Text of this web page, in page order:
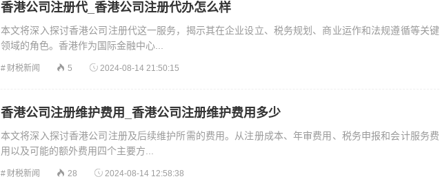
香港公司注册代_香港公司注册代办怎么样
本文将深入探讨香港公司注册代这一服务，揭示其在企业设立、税务规划、商业运作和法规遵循等关键
领域的角色。香港作为国际金融中心...
财税新闻 5 2024-08-14 21:50:15
香港公司注册维护费用_香港公司注册维护费用多少
本文将深入探讨香港公司注册及后续维护所需的费用。从注册成本、年审费用、税务申报和会计服务费
用以及可能的额外费用四个主要方...
财税新闻 28 2024-08-14 12:58:38